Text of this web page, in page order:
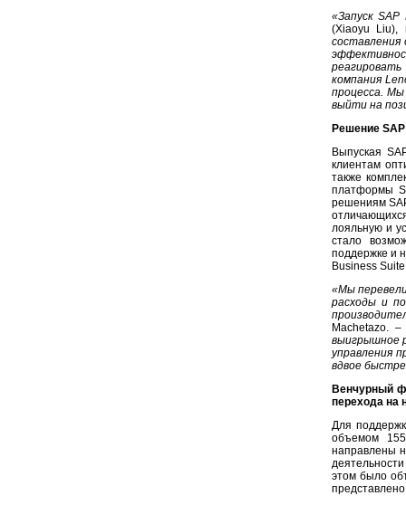
«Запуск
(Xiaoyu Liu),
компания
процесса.
выйти на
Решение
Выпуская
клиентам
также
платформы
решениям
лояльную и
стало
поддержке и
Business
«Мы
расходы и
Machetazo.
выигрышное
управления
вдвое
Венчурный
перехода на
Для
объемом
направлены
этом было